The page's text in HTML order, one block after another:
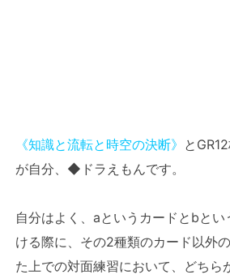
《知識と流転と時空の決断》 と
が自分、◆ドラえもんです。
自分はよく、aというカードとbと
ける際に、その2種類のカード以外
た上での対面練習において、どちら